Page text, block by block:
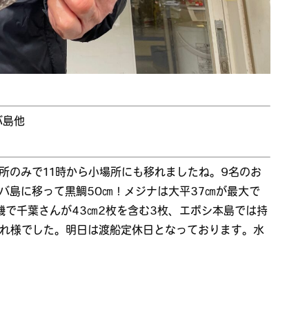
他
のみで11時から小場所にも移れましたね。9名のお
島に移って黒鯛50㎝！メジナは大平37㎝が最大で
千葉さんが43㎝2枚を含む3枚、エボシ本島では持
様でした。明日は渡船定休日となっております。水